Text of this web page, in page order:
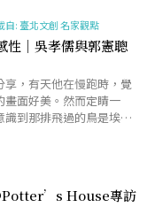
自: 臺北文創 名家觀點
性｜吳孝儒與郭憲聰
享，有天他在慢跑時，覺
畫面好美。然而定睛一
識到那排飛過的鳥是埃及
House專訪